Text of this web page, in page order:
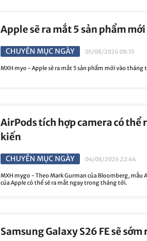
Apple sẽ ra mắt 5 sản phẩm
CHUYÊN MỤC NGÀY 05/08/2026 08:35
MXH myo - Apple sẽ ra mắt 5 sản phẩm mới vào
AirPods tích hợp camera có thể
kiến
CHUYÊN MỤC NGÀY 04/08/2026 22:44
MXH mygo - Theo Mark Gurman của Bloomberg, mẫu
của Apple có thể sẽ ra mắt ngay trong tháng tới.
Samsung Galaxy S26 FE sẽ